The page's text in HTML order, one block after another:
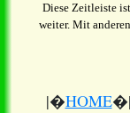
Diese Zeitleiste
weiter. Mit
|�HOME